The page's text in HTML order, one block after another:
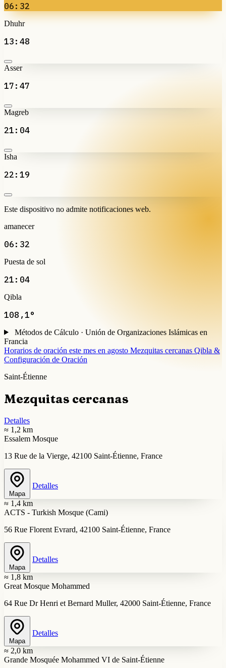
06:32
Dhuhr
13:48
Asser
17:47
Magreb
21:04
Isha
22:19
Este dispositivo no admite notificaciones web.
amanecer
06:32
Puesta de sol
21:04
Qibla
108,1°
Métodos de Cálculo · Unión de Organizaciones Islámicas en
Francia
Horarios de oración este mes en agosto Mezquitas cercanas Qibla &
Configuración de Oración
Saint-Étienne
Mezquitas cercanas
Detalles
≈ 1,2 km
Essalem Mosque
13 Rue de la Vierge, 42100 Saint-Étienne, France
Mapa
Detalles
≈ 1,4 km
ACTS - Turkish Mosque (Cami)
56 Rue Florent Evrard, 42100 Saint-Étienne, France
Mapa
Detalles
≈ 1,8 km
Great Mosque Mohammed
64 Rue Dr Henri et Bernard Muller, 42000 Saint-Étienne, France
Mapa
Detalles
≈ 2,0 km
Grande Mosquée Mohammed VI de Saint-Étienne